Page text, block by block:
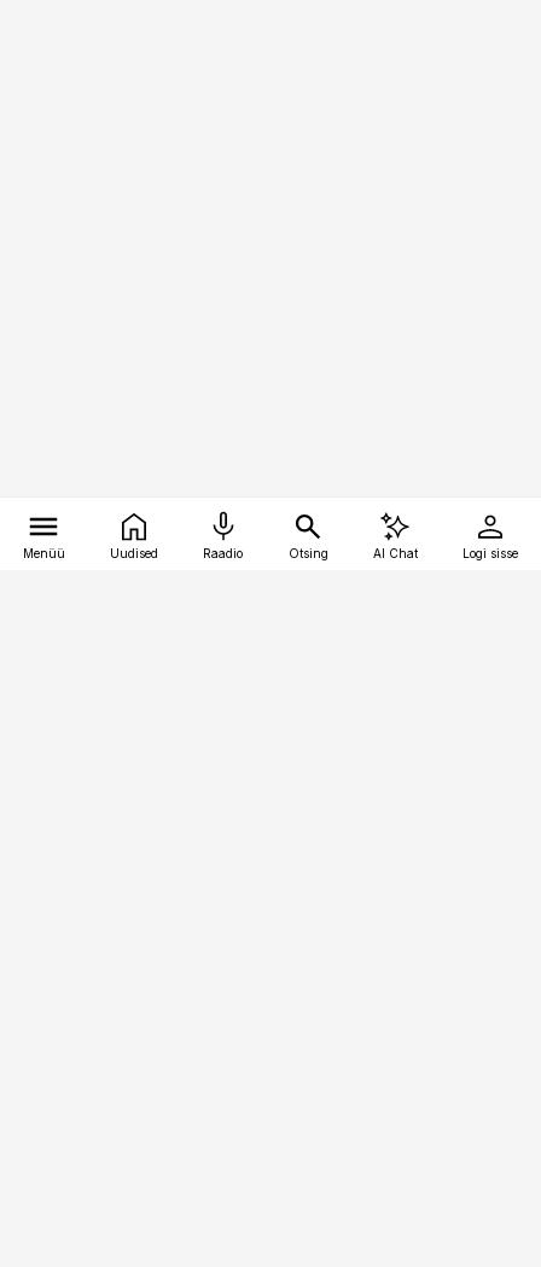
Menüü Uudised Raadio Otsing AI Chat Logi sisse